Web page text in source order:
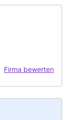
Firma bewerten